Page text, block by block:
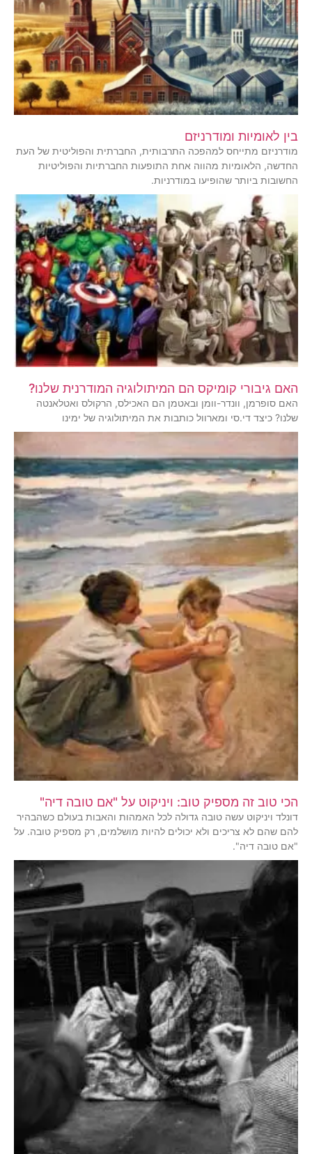
בין לאומיות ומודרניזם
מודרניזם מתייחס למהפכה התרבותית, החברתית והפוליטית של העת
החדשה, הלאומיות מהווה אחת התופעות החברתיות והפוליטיות
החשובות ביותר שהופיעו במודרניות.
האם גיבורי קומיקס הם המיתולוגיה המודרנית שלנו?
האם סופרמן, וונדר-וומן ובאטמן הם האכילס, הרקולס ואטלאנטה
שלנו? כיצד די.סי ומארוול כותבות את המיתולוגיה של ימינו
הכי טוב זה מספיק טוב: ויניקוט על "אם טובה דיה"
דונלד ויניקוט עשה טובה גדולה לכל האמהות והאבות בעולם כשהבהיר
להם שהם לא צריכים ולא יכולים להיות מושלמים, רק מספיק טובה. על
"אם טובה דיה".